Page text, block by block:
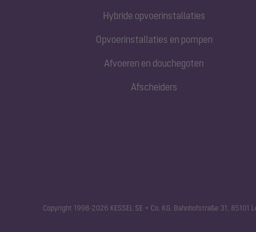
Hybride opvoerinstallaties
Opvoerinstallaties en pompen
Afvoeren en douchegoten
Afscheiders
Copyright 1998-2026 KESSEL SE + Co. KG, Bahnhofstraße 31, 85101